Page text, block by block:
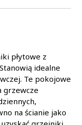
płytowe z
idealne
Te pokojowe
grzewcze
na ścianie jako